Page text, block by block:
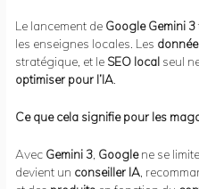
Le lancement de Google Gemini 3
les enseignes locales. Les
stratégique, et le SEO local seul
optimiser pour l’IA
Ce que cela signifie pour les
Avec Gemini 3 Googlene se
devient un conseiller IA ,